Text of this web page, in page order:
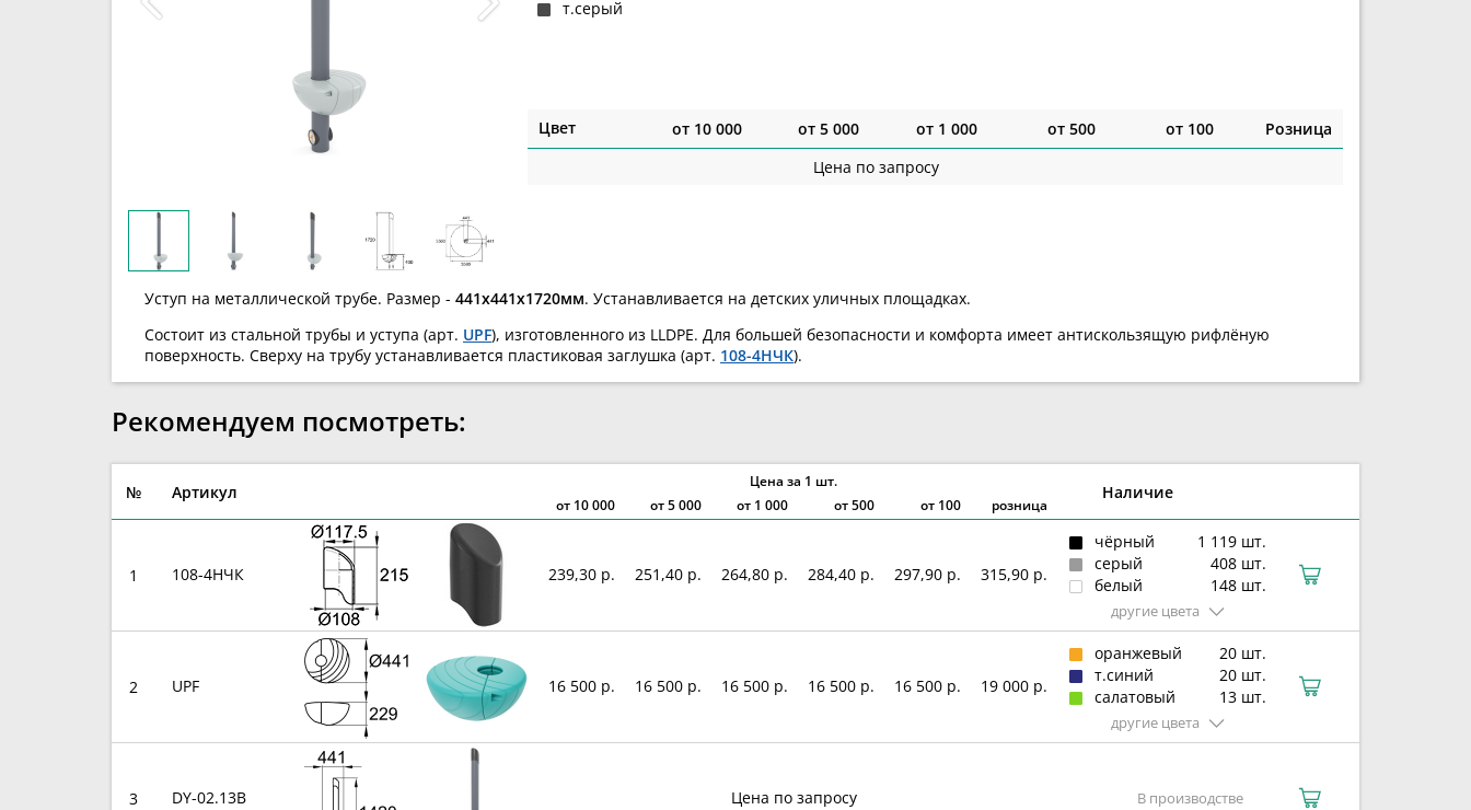
т.серый
Цвет от 10 000 от 5 000 от 1 000 от 500 от 100
Розница
Цена по запросу
Уступ на металлической трубе. Размер - 441х441х1720мм. Устанавливается на детских уличных площадках.
Состоит из стальной трубы и уступа (арт. UPF), изготовленного из LLDPE. Для большей безопасности и комфорта имеет антискользящую рифлёную
поверхность. Сверху на трубу устанавливается пластиковая заглушка (арт. 108-4НЧК).
Рекомендуем посмотреть:
№ Артикул
Цена за 1 шт.
Наличие
от 10 000 от5 000 от 1 000 от 500 от 100 розница
1 108-4НЧК 239,30 р. 251,40 р. 264,80 р. 284,40 р. 297,90 р. 315,90 р.
чёрный
1 119 шт.
серый
408 шт.
белый
148 шт.
другие цвета
2 UPF 16 500 р. 16 500 р. 16 500 р. 16 500 р. 16 500 р. 19 000 р.
оранжевый
20 шт.
т.синий
20 шт.
салатовый
13 шт.
другие цвета
3 DY-02.13B Цена по запросу В производстве